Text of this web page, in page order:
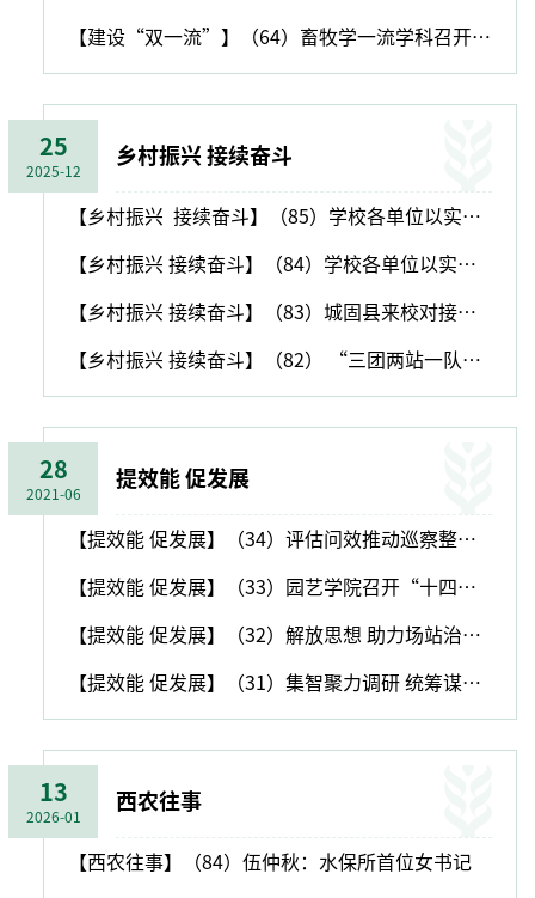
【建设“双一流”】（64）畜牧学一流学科召开2023年工作会
25
2025-12
乡村振兴 接续奋斗
【乡村振兴 接续奋斗】（85）学校各单位以实际行动助力乡村振兴
【乡村振兴 接续奋斗】（84）学校各单位以实际行动助力乡村振兴
【乡村振兴 接续奋斗】（83）城固县来校对接乡村振兴帮扶工作
【乡村振兴 接续奋斗】（82） “三团两站一队”：人才红利变合阳乡村振兴“新动能”
28
2021-06
提效能 促发展
【提效能 促发展】（34）评估问效推动巡察整改“见底清零”
【提效能 促发展】（33）园艺学院召开“十四五”发展规划咨询会
【提效能 促发展】（32）解放思想 助力场站治理体系和治理能力提升
【提效能 促发展】（31）集智聚力调研 统筹谋划改革
13
2026-01
西农往事
【西农往事】（84）伍仲秋：水保所首位女书记